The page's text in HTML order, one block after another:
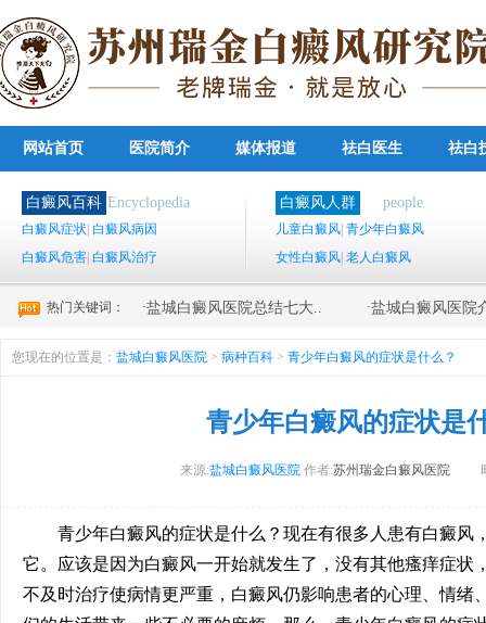
网站首页 医院简介 媒体报道 祛白医生 祛白
白癜风百科 Encyclopedia
白癜风症状 白癜风病因
白癜风危害 白癜风治疗
白癜风人群 people
儿童白癜风 青少年白癜风
女性白癜风 老人白癜风
热门关键词： ·盐城白癜风医院总结七大.. ·盐城白癜风医院
您现在的位置是： 盐城白癜风医院 > 病种百科 > 青少年白癜风的症状是什么？
青少年白癜风的症状是
来源:盐城白癜风医院 作者:苏州瑞金白癜风医院
青少年白癜风的症状是什么？现在有很多人患有白癜风
它。应该是因为白癜风一开始就发生了，没有其他瘙痒症状
不及时治疗使病情更严重，白癜风仍影响患者的心理、情绪